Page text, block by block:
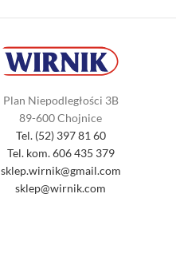
Plan Niepodległości 3B
89-600 Chojnice
Tel. (52) 397 81 60
Tel. kom. 606 435 379
sklep.wirnik@gmail.com
sklep@wirnik.com